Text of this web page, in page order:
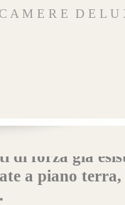
A M E R E  D E L U
parte del
di forza gia
a piano